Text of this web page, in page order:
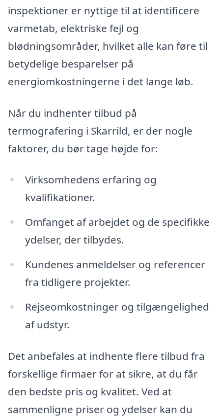
inspektioner er nyttige til at identificere
varmetab, elektriske fejl og
blødningsområder, hvilket alle kan føre til
betydelige besparelser på
energiomkostningerne i det lange løb.
Når du indhenter tilbud på
termografering i Skarrild, er der nogle
faktorer, du bør tage højde for:
Virksomhedens erfaring og
kvalifikationer.
Omfanget af arbejdet og de specifikke
ydelser, der tilbydes.
Kundenes anmeldelser og referencer
fra tidligere projekter.
Rejseomkostninger og tilgængelighed
af udstyr.
Det anbefales at indhente flere tilbud fra
forskellige firmaer for at sikre, at du får
den bedste pris og kvalitet. Ved at
sammenligne priser og ydelser kan du